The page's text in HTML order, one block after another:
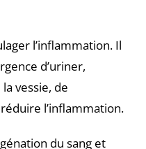
l’inflammation. Il
d’uriner,
vessie, de
l’inflammation.
du sang et